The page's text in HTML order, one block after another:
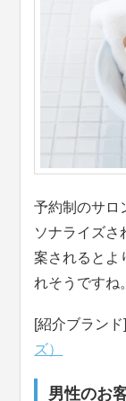
予約制のサロ
ソナライズさ
案されるとよ
れそうですね。
[紹介ブランド
ズ）
男性のお